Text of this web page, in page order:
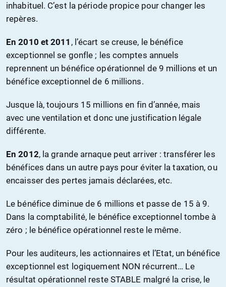
inhabituel. C’est la période propice pour changer les
repères.
En 2010 et 2011 , l’écart se creuse, le bénéfice
exceptionnel se gonfle ; les comptes annuels
reprennent un bénéfice opérationnel de 9 millions et un
bénéfice exceptionnel de 6 millions.
Jusque là, toujours 15 millions en fin d’année, mais
avec une ventilation et donc une justification légale
différente.
En 2012, la grande arnaque peut arriver : transférer les
bénéfices dans un autre pays pour éviter la taxation, ou
encaisser des pertes jamais déclarées, etc.
Le bénéfice diminue de 6 millions et passe de 15 à 9.
Dans la comptabilité, le bénéfice exceptionnel tombe à
zéro ; le bénéfice opérationnel reste le même.
Pour les auditeurs, les actionnaires et l’Etat, un bénéfice
exceptionnel est logiquement NON récurrent… Le
résultat opérationnel reste STABLE malgré la crise, le